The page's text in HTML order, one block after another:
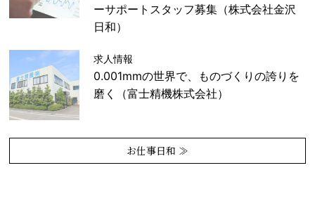
ーサポートスタッフ募集（株式会社金沢
日和）
求人情報
0.001mmの世界で、ものづくりの誇りを
磨く（富士精機株式会社）
お仕事日和 ≫